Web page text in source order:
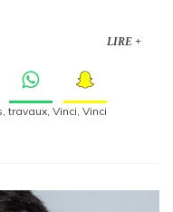
LIRE +
,travaux Vinci Vinci